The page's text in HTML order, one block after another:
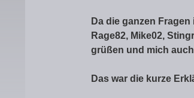
Da die ganzen Fragen
Rage82, Mike02,
grüßen und mich
Das war die kurze